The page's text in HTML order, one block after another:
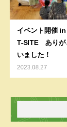
イベント開催
T-SITE ありが
いました！
2023.08.27